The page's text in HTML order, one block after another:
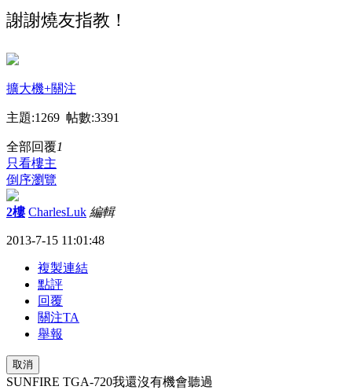
謝謝燒友指教！
擴大機+關注
主題:1269 帖數:3391
全部回覆1
只看樓主
倒序瀏覽
2樓 CharlesLuk 編輯
2013-7-15 11:01:48
複製連結
點評
回覆
關注TA
舉報
取消
SUNFIRE TGA-720我還沒有機會聽過